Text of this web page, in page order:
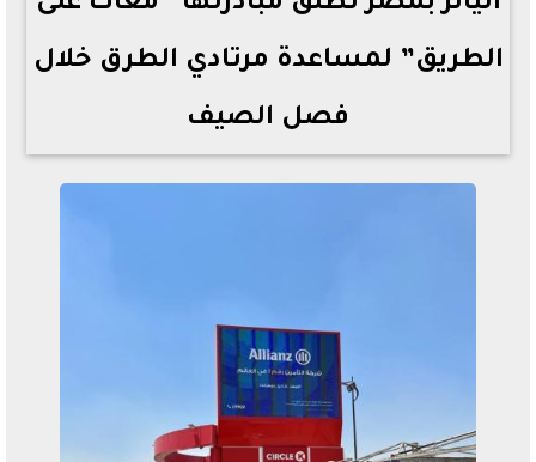
الطريق” لمساعدة مرتادي الطرق خلال
فصل الصيف